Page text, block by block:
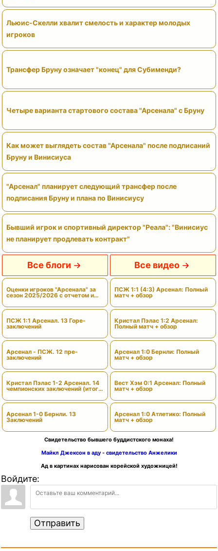
Льюис-Скелли хвалит смелость и характер молодых
игроков
Трансфер Бруну означает "конец" для Субименди?
Четыре варианта стартового состава "Арсенала" с Бруну
Как может выглядеть состав "Арсенала" после подписаний
Бруну и Винисиуса
"Арсенал" планирует следующий трансфер после
подписания Бруну и плана по Винисиусу
Бывший игрок и спортивный директор "Реала": "Винисиус
не планирует продлевать контракт"
Все блоги
Оценки игроков "Арсенала" за
сезон 2025/2026 с отчетом и
вердиктами
ПСЖ 1:1 Арсенал. 13 Горе-
заключений
Арсенал - ПСЖ. 12 пре-
заключений
Кристал Пэлас 1-2 Арсенал. 14
чемпионских заключений (итоги
Арсенал 1-0 Бернли. 13
Заключений
Все видео
ПСЖ 1:1 (4:3) Арсенал: Полный
матч + обзор
Кристал Пэлас 1:2 Арсенал:
Полный матч + обзор
Арсенал 1:0 Бернли: Полный
матч + обзор
Вест Хэм 0:1 Арсенал: Полный
матч + обзор
Арсенал 1:0 Атлетико: Полный
матч + обзор
Свидетельство бывшего буддистского монаха!
Майкл Джексон в аду - свидетельство Анжелики
Ад в картинах нарисован корейской художницей!
Войдите:
Отправить